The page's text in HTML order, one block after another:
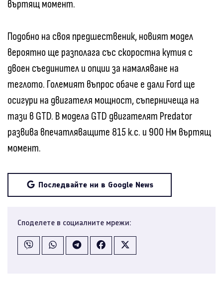
въртящ момент.
Подобно на своя предшественик, новият модел
вероятно ще разполага със скоростна кутия с
двоен съединител и опции за намаляване на
теглото. Големият въпрос обаче е дали Ford ще
осигури на двигателя мощност, съперничеща на
тази в GTD. В модела GTD двигателят Predator
развива впечатляващите 815 к.с. и 900 Нм въртящ
момент.
Последвайте ни в Google News
Споделете в социалните мрежи: